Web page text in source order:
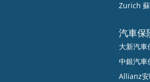
Zurich
汽車保
大新汽車
中銀汽車
Allianz